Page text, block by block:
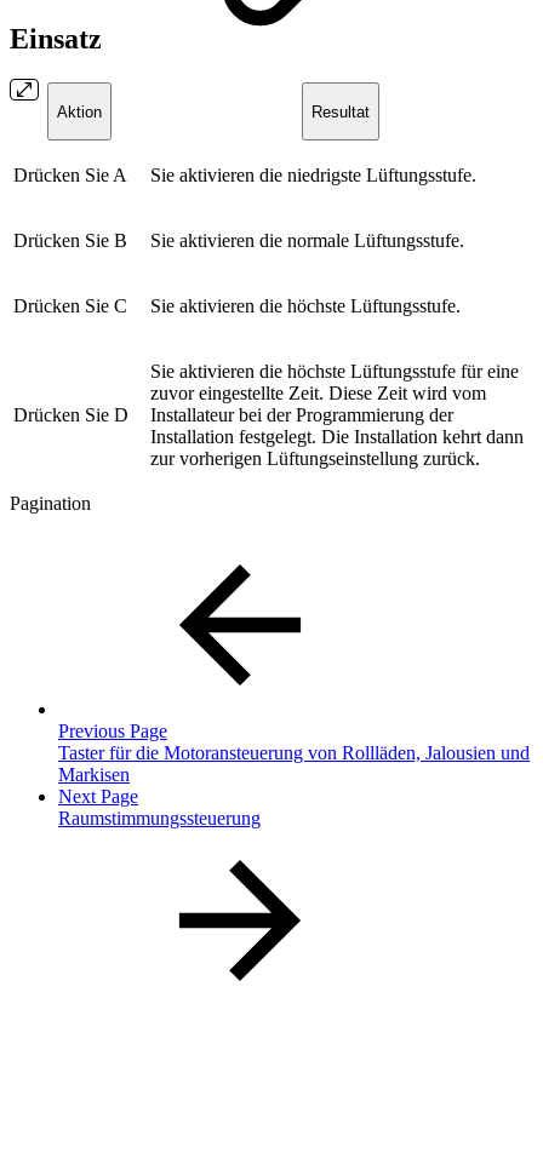
Einsatz
Aktion Resultat
Drücken Sie A Sie aktivieren die niedrigste Lüftungsstufe.
Drücken Sie B Sie aktivieren die normale Lüftungsstufe.
Drücken Sie C Sie aktivieren die höchste Lüftungsstufe.
Drücken Sie D
Sie aktivieren die höchste Lüftungsstufe für eine
zuvor eingestellte Zeit. Diese Zeit wird vom
Installateur bei der Programmierung der
Installation festgelegt. Die Installation kehrt dann
zur vorherigen Lüftungseinstellung zurück.
Pagination
Previous Page
Taster für die Motoransteuerung von Rollläden, Jalousien und
Markisen
Next Page
Raumstimmungssteuerung